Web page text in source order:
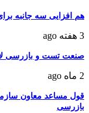
هم افزایی سه جانبه
3 هفته ago
صنعت تست و بازرسی
2 ماه ago
قول مساعد معاون
بازرسی